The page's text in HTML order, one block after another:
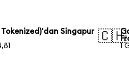
Singapur 🇨🇭
1